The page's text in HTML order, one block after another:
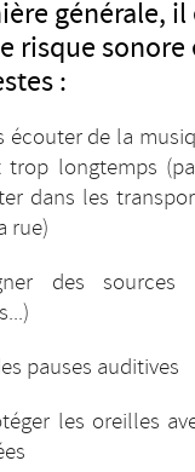
générale,
risque
:
écouter de la
longtemps
dans les
rue)
des sources
pauses auditives
les oreilles